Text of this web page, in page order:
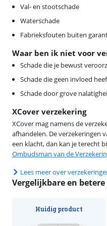
Val- en stootschade
Waterschade
Fabrieksfouten buiten
Waar ben ik niet voor
Schade die je bewust
Schade die geen invloed
Schade door grove
XCover verzekering
XCover mag namens de
afhandelen. De verzekeringen
een klacht, dan kan je terecht
Ombudsman van de
Lees meer over
Vergelijkbare en
Huidig product